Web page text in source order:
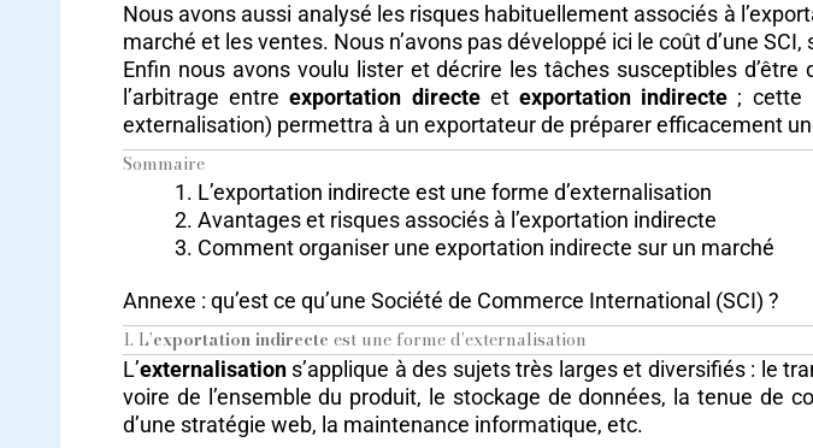
Nous avons aussi analysé les risques habituellement associés à
marché et les ventes. Nous n’avons pas développé ici le coût d’une
Enfin nous avons voulu lister et décrire les tâches susceptibles
l’arbitrage entreexportation directeetexportation indirecte ; cette
externalisation) permettra à un exportateur de préparer efficacement
Sommaire
L’exportation indirecte est une forme d’externalisation
Avantages et risques associés à l’exportation indirecte
Comment organiser une exportation indirecte sur un marché
Annexe : qu’est ce qu’une Société de Commerce International (SCI) ?
1. L’exportation indirecte est une forme d’externalisation
L’externalisation s’applique à des sujets très larges et diversifiés : le
voire de l’ensemble du produit, le stockage de données, la tenue de
d’une stratégie web, la maintenance informatique, etc.